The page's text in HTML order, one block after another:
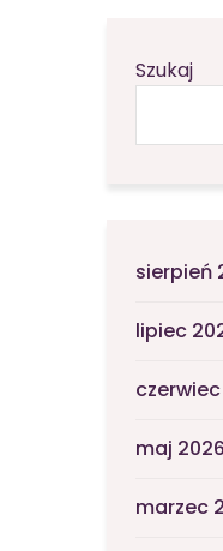
Szukaj
sierpień
lipiec
maj 2026
marzec